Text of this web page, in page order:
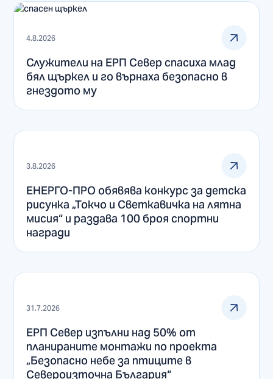
4.8.2026
Служители на ЕРП Север спасиха млад
бял щъркел и го върнаха безопасно в
гнездото му
3.8.2026
ЕНЕРГО-ПРО обявява конкурс за детска
рисунка „Токчо и Светкавичка на лятна
мисия“ и раздава 100 броя спортни
награди
31.7.2026
ЕРП Север изпълни над 50% от
планираните монтажи по проекта
„Безопасно небе за птиците в
Североизточна България“